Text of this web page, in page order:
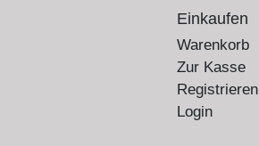
Einkaufen
Warenkorb
Zur Kasse
Registrieren
Login